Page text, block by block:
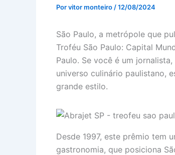
Porvitor monteiro /12/08/2024
São Paulo, a metrópole que
Troféu São Paulo: Capital
Paulo. Se você é um
universo culinário paulistano,
grande estilo.
Desde 1997, este prêmio tem
gastronomia, que posiciona